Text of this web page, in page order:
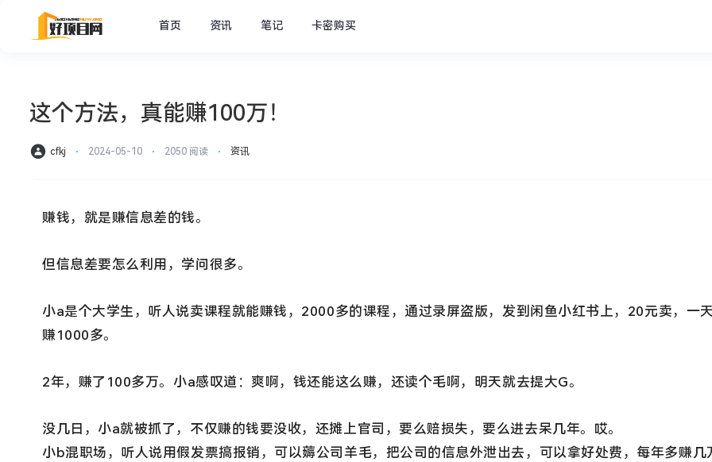
首页 资讯 笔记 卡密购买
这个方法，真能赚100万！
cfkj ⋅ 2024-05-10 ⋅ 2050 阅读 ⋅ 资讯
赚钱，就是赚信息差的钱。
但信息差要怎么利用，学问很多。
小a是个大学生，听人说卖课程就能赚钱，2000多的课程，通过录屏盗版，发到闲鱼小红书上，20元卖，一
赚1000多。
2年，赚了100多万。小a感叹道：爽啊，钱还能这么赚，还读个毛啊，明天就去提大G。
没几日，小a就被抓了，不仅赚的钱要没收，还摊上官司，要么赔损失，要么进去呆几年。哎。
小b混职场，听人说用假发票搞报销，可以薅公司羊毛，把公司的信息外泄出去，可以拿好处费，每年多赚几